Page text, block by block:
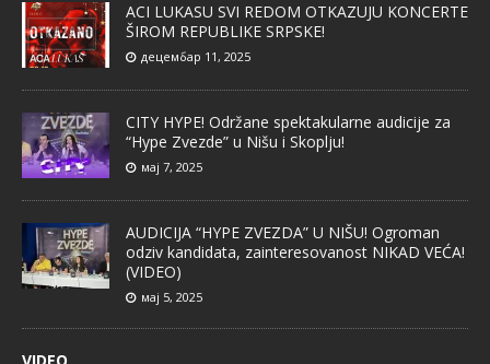
ACI LUKASU SVI REDOM OTKAZUJU KONCERTE
ŠIROM REPUBLIKE SRPSKE!
децембар 11, 2025
CITY HYPE! Održane spektakularne audicije za
“Hype Zvezde” u Nišu i Skoplju!
мај 7, 2025
AUDICIJA “HYPE ZVEZDA” U NIŠU! Ogroman
odziv kandidata, zainteresovanost NIKAD VEĆA!
(VIDEO)
мај 5, 2025